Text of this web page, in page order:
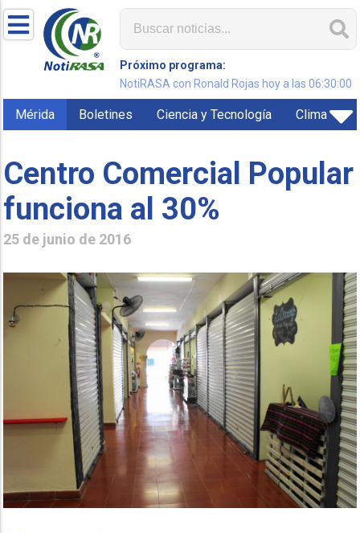
Próximo programa:
NotiRASA con Ronald Rojas hoy a las 06:30:00
Mérida Boletines Ciencia y Tecnología Clima
Centro Comercial Popular
funciona al 30%
25 de junio de 2016